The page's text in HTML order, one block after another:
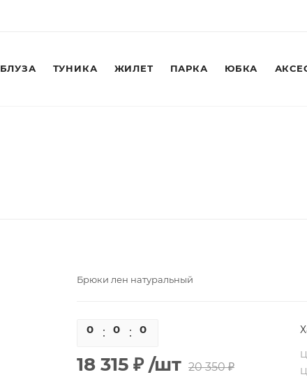
БЛУЗА ТУНИКА ЖИЛЕТ ПАРКА ЮБКА
Брюки лен натуральный
0 0 0
18 315 ₽ /шт 20 350 ₽